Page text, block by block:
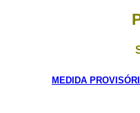
MEDIDA